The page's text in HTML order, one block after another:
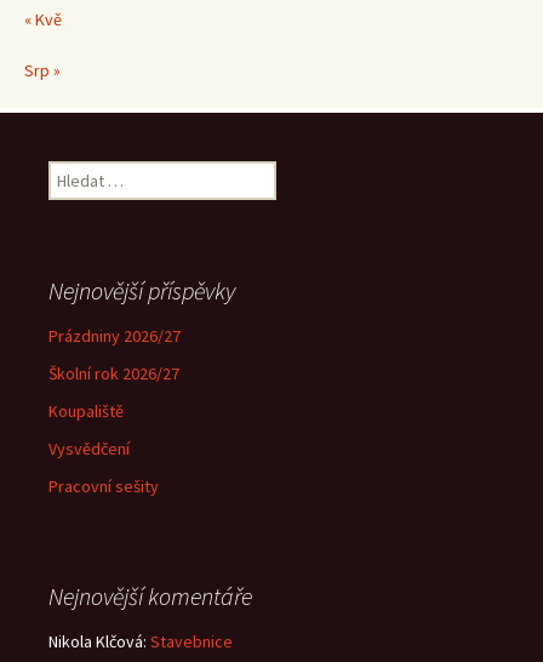
« Kvě
Srp »
Vyhledávání
Nejnovější příspěvky
Prázdniny 2026/27
Školní rok 2026/27
Koupaliště
Vysvědčení
Pracovní sešity
Nejnovější komentáře
Nikola Klčová: Stavebnice